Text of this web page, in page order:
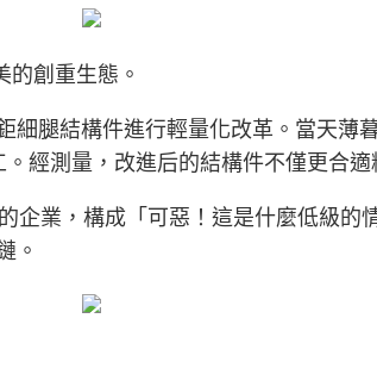
的創重生態。
腿結構件進行輕量化改革。當天薄
經測量，改進后的結構件不僅更合適
業，構成「可惡！這是什麼低級
。